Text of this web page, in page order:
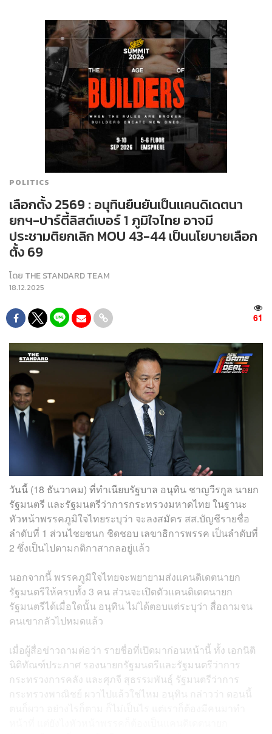
POLITICS
เลือกตั้ง 2569 : อนุทินยืนยันเป็นแคนดิเดตนา
ยกฯ-ปาร์ตี้ลิสต์เบอร์ 1 ภูมิใจไทย อาจมี
ประชามติยกเลิก MOU 43-44 เป็นนโยบายเลือก
ตั้ง 69
โดย THE STANDARD TEAM
18.12.2025
61
วันนี้ (18 ธันวาคม) ที่ทำเนียบรัฐบาล อนุทิน ชาญวีรกูล นายก
รัฐมนตรี และรัฐมนตรีว่าการกระทรวงมหาดไทย ในฐานะ
หัวหน้าพรรคภูมิใจไทยระบุว่า จะลงสมัคร สส.บัญชีรายชื่อ
ลำดับที่ 1 ส่วนไชยชนก ชิดชอบ เลขาธิการพรรค เป็นลำดับที่
2 ซึ่งเป็นไปตามกติกาสากลอยู่แล้ว
นอกจากนี้ พรรคภูมิใจไทยจะพยายามส่งแคนดิเดตนายก
รัฐมนตรีให้ครบทั้ง 3 คน ส่วนจะเปิดตัวแคนดิเดตนายก
รัฐมนตรีได้เมื่อใดนั้น อนุทิน ไม่ได้ตอบแต่ระบุว่า สื่อถามจน
คนเขากลัวไปหมดแล้ว
เมื่อผู้สื่อข่าวถามต่อว่า รายชื่อที่เปิดมาก่อนหน้านี้ ทั้ง เอกนิติ
นิติทัณฑ์ประภาศ รองนายกรัฐมนตรีและรัฐมนตรีว่าการ
กระทรวงการคลัง และศุภจี สุธรรมพันธุ์ รัฐมนตรีว่าการ
กระทรวงพาณิชย์ ผวาไปแล้วใช่ไหม อนุทิน กล่าวว่า ตอนนี้